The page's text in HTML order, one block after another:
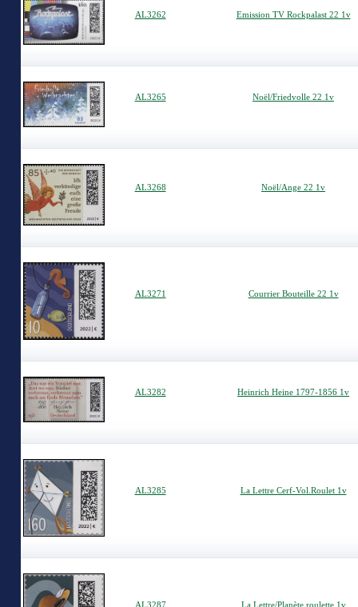
AL3262 Emission TV Rockpalast 22 1v
AL3265 Noël/Friedvolle 22 1v
AL3268 Noël/Ange 22 1v
AL3271 Courrier Bouteille 22 1v
AL3282 Heinrich Heine 1797-1856 1v
AL3285 La Lettre Cerf-Vol.Roulet 1v
AL3287 La Lettre/Planète roulette 1v